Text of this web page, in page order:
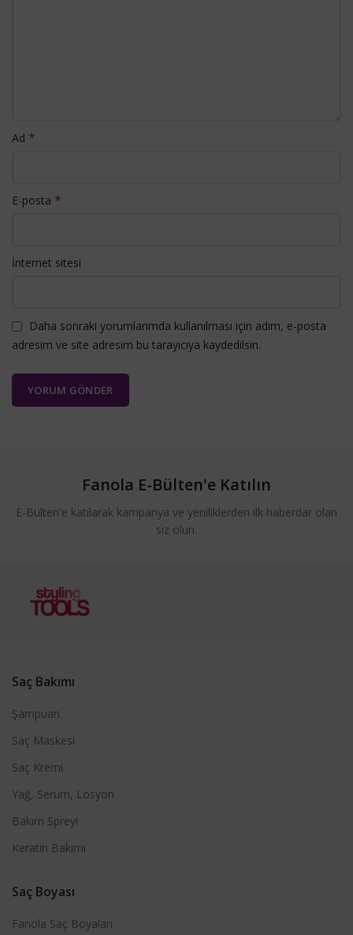
Ad *
E-posta *
İnternet sitesi
Daha sonraki yorumlarımda kullanılması için adım, e-posta
adresim ve site adresim bu tarayıcıya kaydedilsin.
Fanola E-Bülten'e Katılın
E-Bülten'e katılarak kampanya ve yeniliklerden ilk haberdar olan
siz olun.
Saç Bakımı
Şampuan
Saç Maskesi
Saç Kremi
Yağ, Serum, Losyon
Bakım Spreyi
Keratin Bakımı
Saç Boyası
Fanola Saç Boyaları